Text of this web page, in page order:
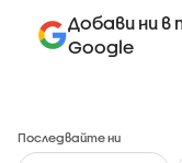
Добави ни в
Google
Последвайте ни